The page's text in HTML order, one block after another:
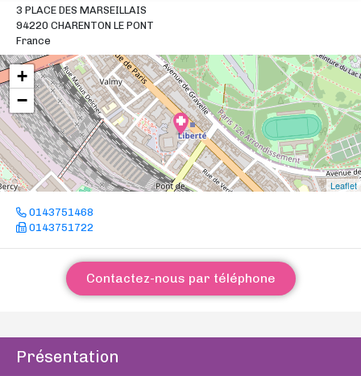
3 PLACE DES MARSEILLAIS
94220 CHARENTON LE PONT
France
+
−
Leaflet
0143751468
0143751722
Contactez-nous par téléphone
Présentation